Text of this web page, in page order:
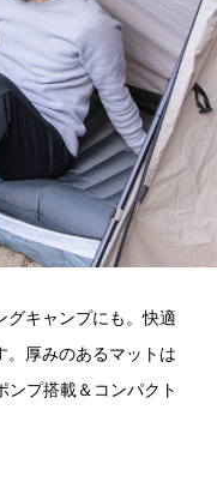
グキャンプにも。快適
。厚みのあるマットは
ンプ搭載＆コンパクト